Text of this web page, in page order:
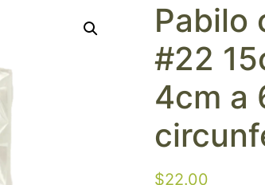
Pabilo
#22
4cm a
$22.00